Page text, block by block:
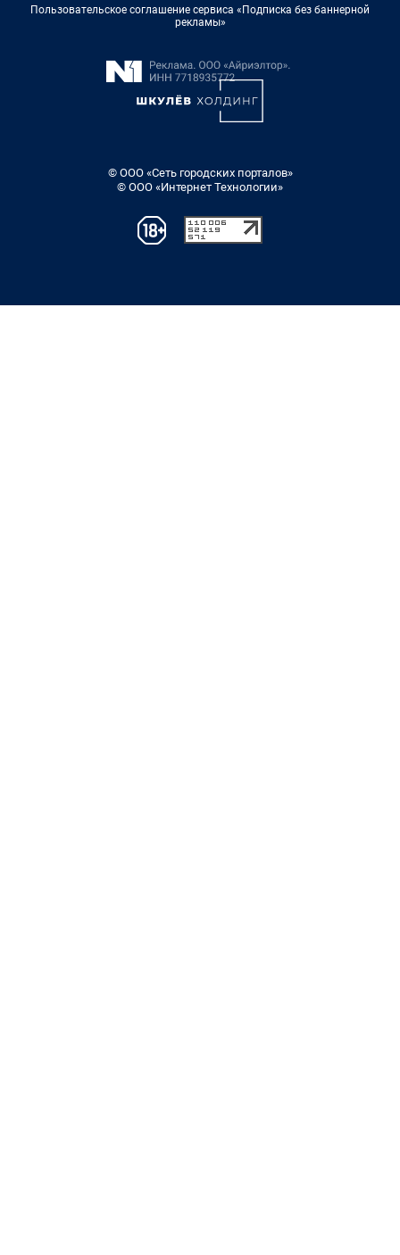
Пользовательское соглашение сервиса «Подписка без баннерной
рекламы»
© ООО «Сеть городских порталов»
© ООО «Интернет Технологии»